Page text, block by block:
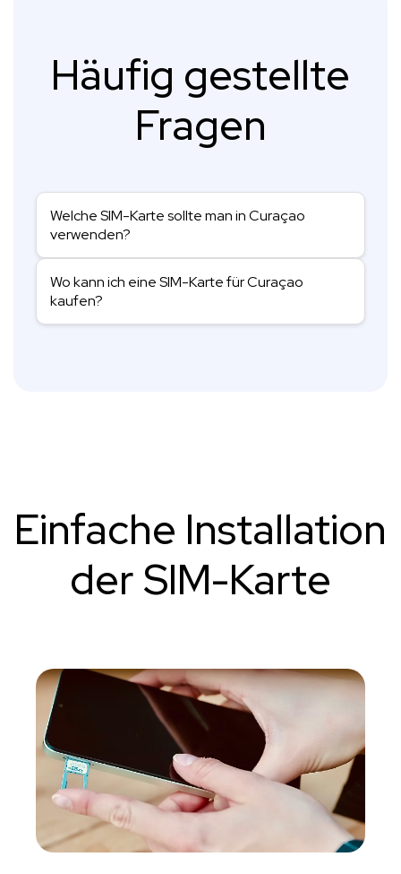
Häufig gestellte
Fragen
Welche SIM-Karte sollte man in Curaçao
verwenden?
Wo kann ich eine SIM-Karte für Curaçao
kaufen?
Einfache Installation
der SIM-Karte